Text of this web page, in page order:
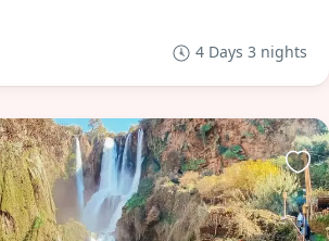
4 Days 3 nights